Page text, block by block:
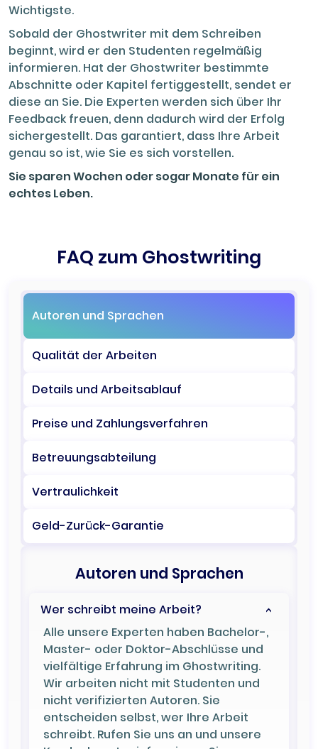
Wichtigste.
Sobald der Ghostwriter mit dem Schreiben
beginnt, wird er den Studenten regelmäßig
informieren. Hat der Ghostwriter bestimmte
Abschnitte oder Kapitel fertiggestellt, sendet er
diese an Sie. Die Experten werden sich über Ihr
Feedback freuen, denn dadurch wird der Erfolg
sichergestellt. Das garantiert, dass Ihre Arbeit
genau so ist, wie Sie es sich vorstellen.
Sie sparen Wochen oder sogar Monate für ein
echtes Leben.
FAQ zum Ghostwriting
Autoren und Sprachen
Qualität der Arbeiten
Details und Arbeitsablauf
Preise und Zahlungsverfahren
Betreuungsabteilung
Vertraulichkeit
Geld-Zurück-Garantie
Autoren und Sprachen
Wer schreibt meine Arbeit?
Alle unsere Experten haben Bachelor-,
Master- oder Doktor-Abschlüsse und
vielfältige Erfahrung im Ghostwriting.
Wir arbeiten nicht mit Studenten und
nicht verifizierten Autoren. Sie
entscheiden selbst, wer Ihre Arbeit
schreibt. Rufen Sie uns an und unsere